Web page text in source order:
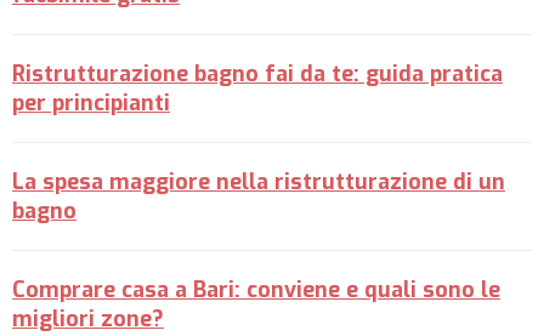
Ristrutturazione bagno fai da te: guida pratica
per principianti
La spesa maggiore nella ristrutturazione di un
bagno
Comprare casa a Bari: conviene e quali sono le
migliori zone?